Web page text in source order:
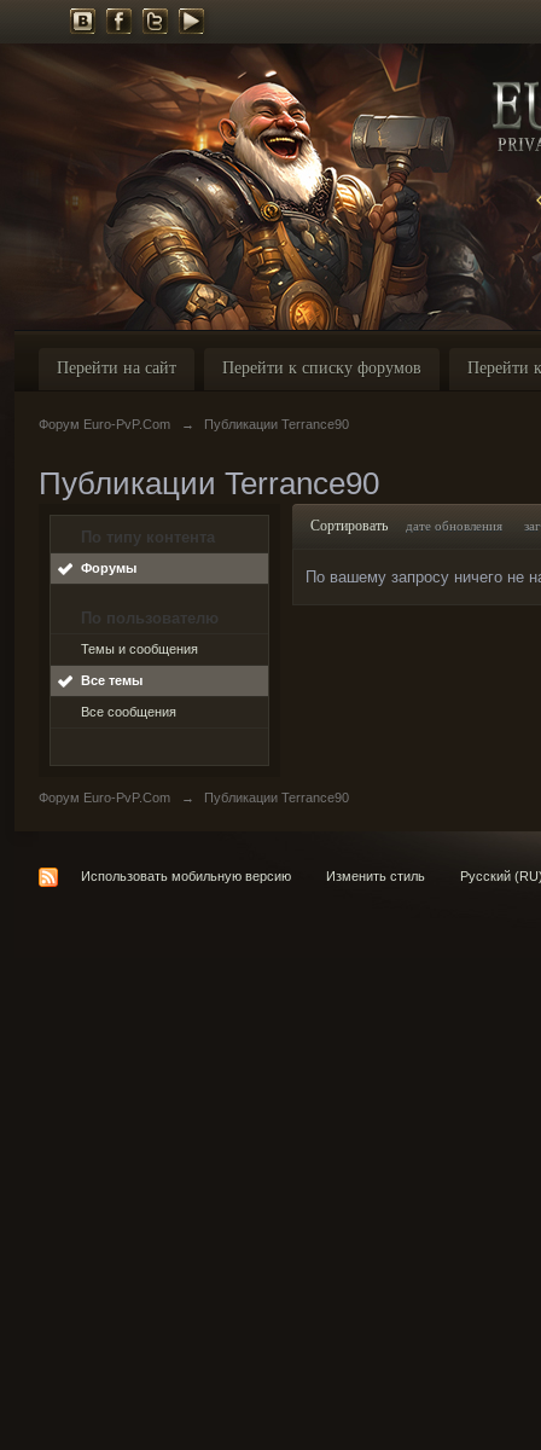
Перейти на сайт Перейти к списку форумов Перейти
Форум Euro-PvP.Com → Публикации Terrance90
Публикации Terrance90
По типу контента
Форумы
По пользователю
Темы и сообщения
Все темы
Все сообщения
Сортировать дате обновления
По вашему запросу ничего не
Форум Euro-PvP.Com → Публикации Terrance90
Использовать мобильную версию Изменить стиль Русский